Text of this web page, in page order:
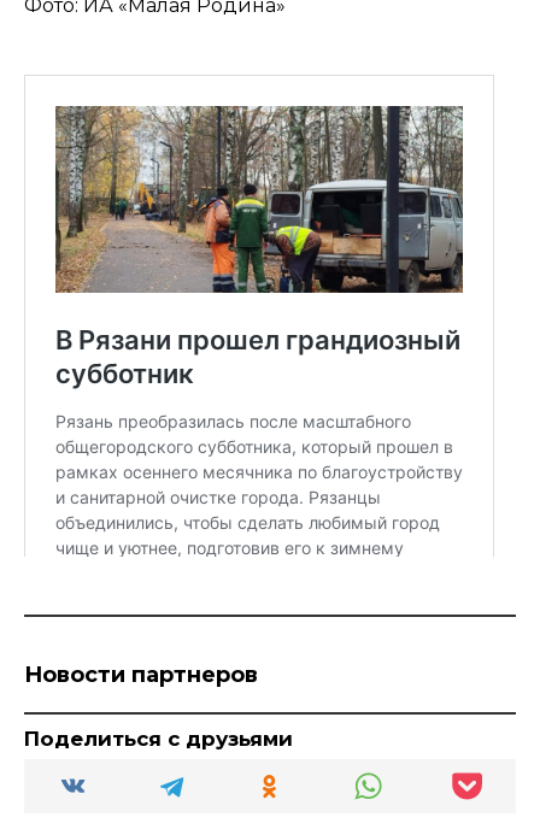
Фото: ИА «Малая Родина»
Новости партнеров
Поделиться с друзьями